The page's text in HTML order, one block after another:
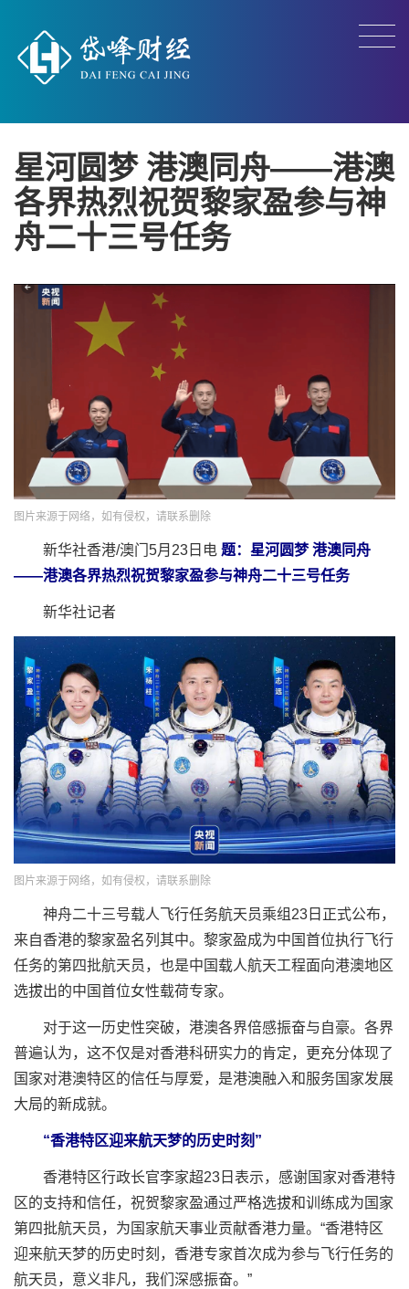
星河圆梦 港澳同舟——港澳
各界热烈祝贺黎家盈参与神
舟二十三号任务
图片来源于网络，如有侵权，请联系删除
新华社香港/澳门5月23日电 题：星河圆梦 港澳同舟
——港澳各界热烈祝贺黎家盈参与神舟二十三号任务
新华社记者
图片来源于网络，如有侵权，请联系删除
神舟二十三号载人飞行任务航天员乘组23日正式公布，
来自香港的黎家盈名列其中。黎家盈成为中国首位执行飞行
任务的第四批航天员，也是中国载人航天工程面向港澳地区
选拔出的中国首位女性载荷专家。
对于这一历史性突破，港澳各界倍感振奋与自豪。各界
普遍认为，这不仅是对香港科研实力的肯定，更充分体现了
国家对港澳特区的信任与厚爱，是港澳融入和服务国家发展
大局的新成就。
“香港特区迎来航天梦的历史时刻”
香港特区行政长官李家超23日表示，感谢国家对香港特
区的支持和信任，祝贺黎家盈通过严格选拔和训练成为国家
第四批航天员，为国家航天事业贡献香港力量。“香港特区
迎来航天梦的历史时刻，香港专家首次成为参与飞行任务的
航天员，意义非凡，我们深感振奋。”